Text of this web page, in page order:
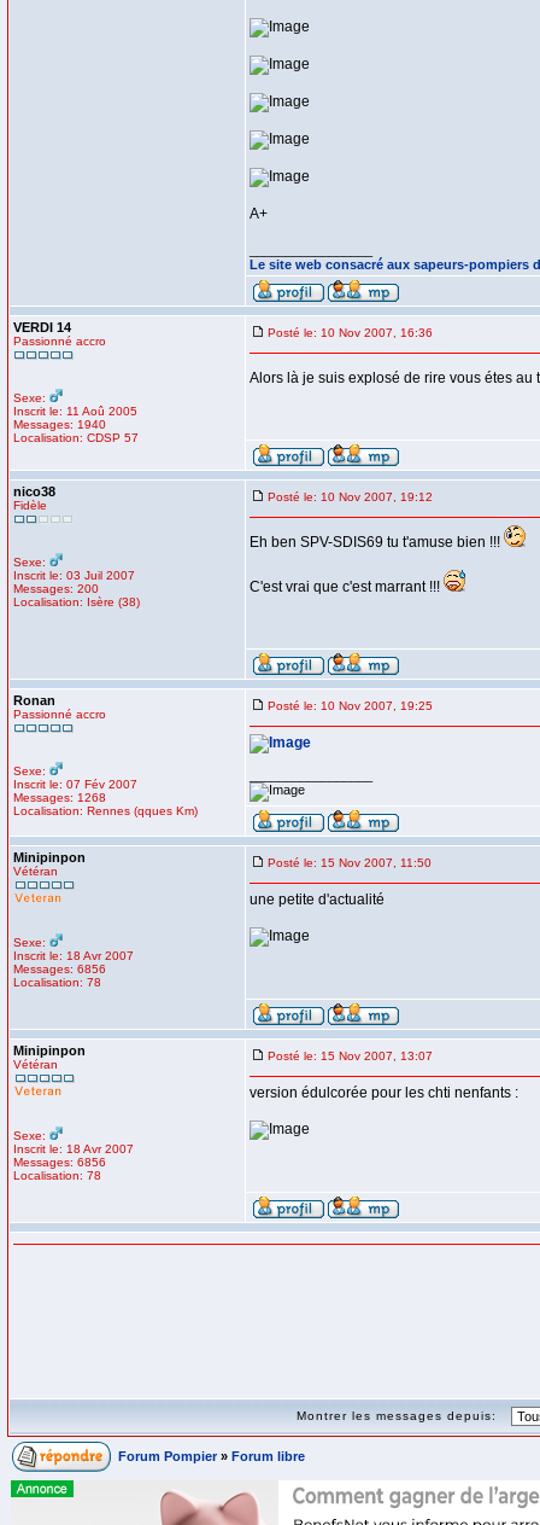
A+
Le site web consacré aux sapeurs-pompiers
VERDI 14
Passionné accro
Sexe:
Inscrit le: 11 Aoû 2005
Messages: 1940
Localisation: CDSP 57
Posté le: 10 Nov 2007, 16:36
Alors là je suis explosé de rire vous étes au
nico38
Fidèle
Sexe:
Inscrit le: 03 Juil 2007
Messages: 200
Localisation: Isère (38)
Posté le: 10 Nov 2007, 19:12
Eh ben SPV-SDIS69 tu t'amuse bien !!!
C'est vrai que c'est marrant !!!
Ronan
Passionné accro
Sexe:
Inscrit le: 07 Fév 2007
Messages: 1268
Localisation: Rennes (qques Km)
Posté le: 10 Nov 2007, 19:25
Minipinpon
Vétéran
Sexe:
Inscrit le: 18 Avr 2007
Messages: 6856
Localisation: 78
Posté le: 15 Nov 2007, 11:50
une petite d'actualité
Minipinpon
Vétéran
Sexe:
Inscrit le: 18 Avr 2007
Messages: 6856
Localisation: 78
Posté le: 15 Nov 2007, 13:07
version édulcorée pour les chti nenfants :
Montrer les messages depuis:
Forum Pompier » Forum libre